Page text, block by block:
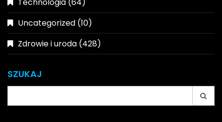
Uncategorized (10)
Zdrowie i uroda (428)
SZUKAJ
for: